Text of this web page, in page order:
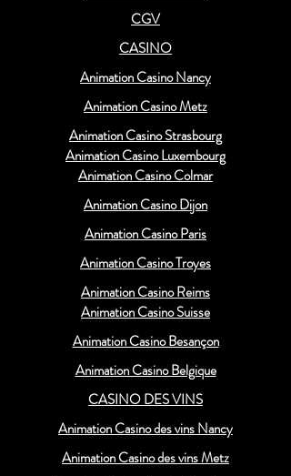
CGV
CASINO
Animation Casino Nancy
Animation Casino Metz
Animation Casino Strasbourg
Animation Casino Luxembourg
Animation Casino Colmar
Animation Casino Dijon
Animation Casino Paris
Animation Casino Troyes
Animation Casino Reims
Animation Casino Suisse
Animation Casino Besançon
Animation Casino Belgique
CASINO DES VINS
Animation Casino des vins Nancy
Animation Casino des vins Metz